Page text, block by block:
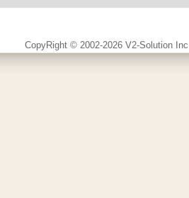
CopyRight © 2002-2026 V2-Solution